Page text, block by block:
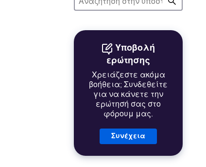
Υποβολή
ερώτησης
Χρειάζεστε ακόμα
βοήθεια; Συνδεθείτε
για να κάνετε την
ερώτησή σας στο
φόρουμ μας.
Συνέχεια